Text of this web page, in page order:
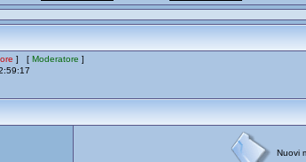
] [ Moderatore ]
Nuovi